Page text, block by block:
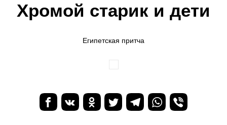
Хромой старик и дети
Египетская притча